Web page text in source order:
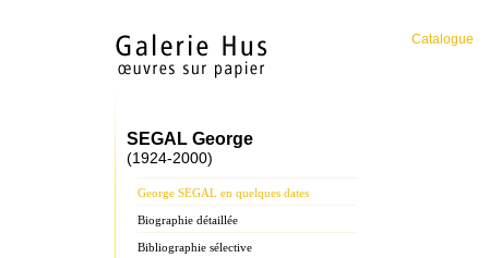
Catalogue
SEGAL George
(1924-2000)
George SEGAL en quelques dates
Biographie détaillée
Bibliographie sélective